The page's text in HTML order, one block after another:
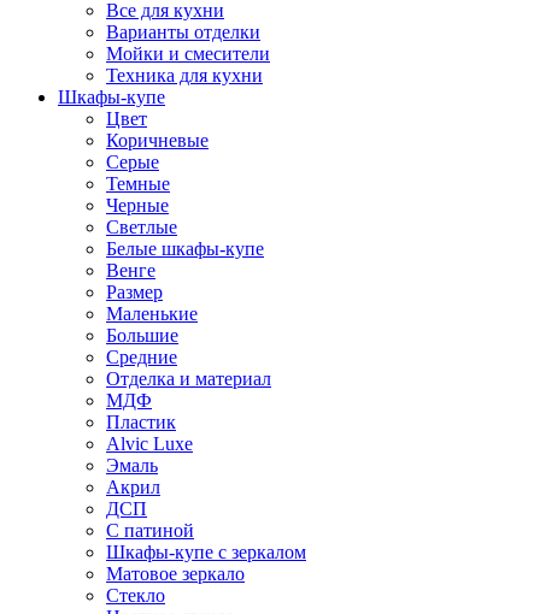
Все для кухни
Варианты отделки
Мойки и смесители
Техника для кухни
Шкафы-купе
Цвет
Коричневые
Серые
Темные
Черные
Светлые
Белые шкафы-купе
Венге
Размер
Маленькие
Большие
Средние
Отделка и материал
МДФ
Пластик
Alvic Luxe
Эмаль
Акрил
ДСП
С патиной
Шкафы-купе с зеркалом
Матовое зеркало
Стекло